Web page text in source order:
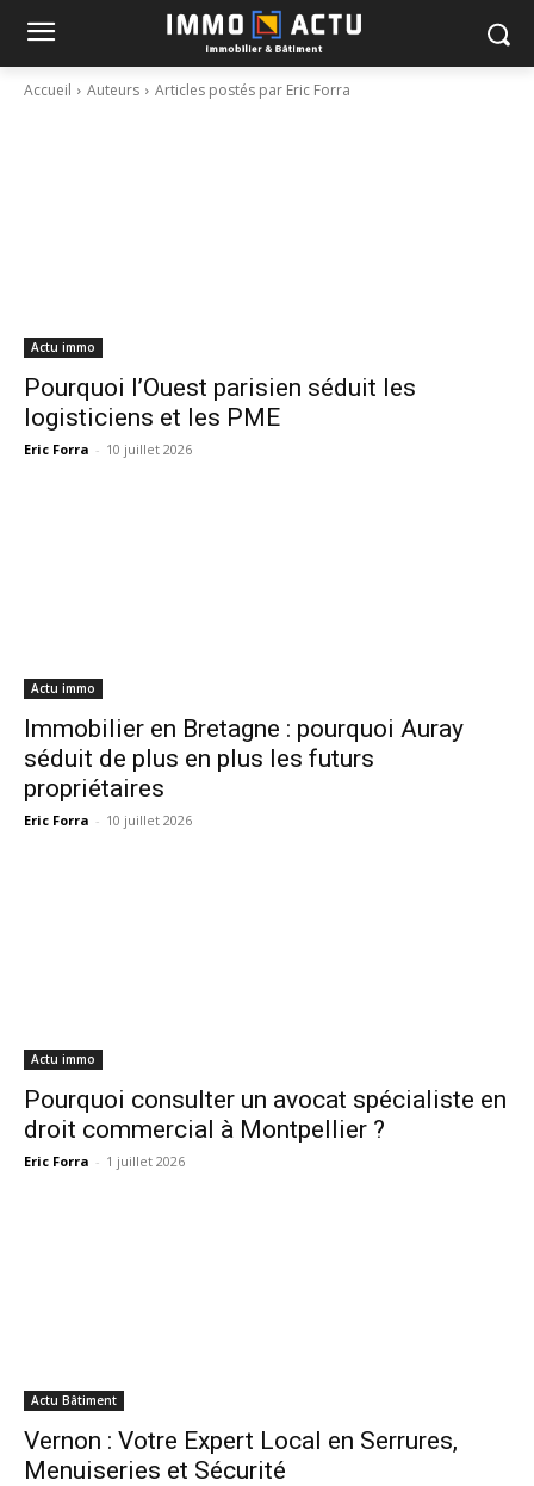
Accueil Auteurs Articles postés par Eric Forra
Actu immo
Pourquoi l’Ouest parisien séduit les
logisticiens et les PME
Eric Forra - 10 juillet 2026
Actu immo
Immobilier en Bretagne : pourquoi Auray
séduit de plus en plus les futurs
propriétaires
Eric Forra - 10 juillet 2026
Actu immo
Pourquoi consulter un avocat spécialiste en
droit commercial à Montpellier ?
Eric Forra - 1 juillet 2026
Actu Bâtiment
Vernon : Votre Expert Local en Serrures,
Menuiseries et Sécurité